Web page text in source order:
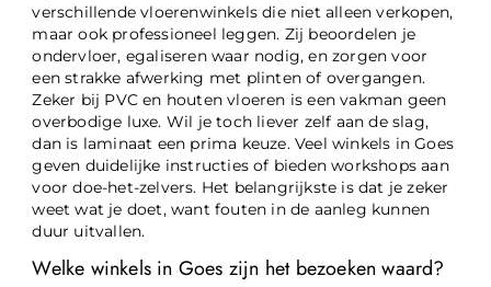
verschillende vloerenwinkels die niet alleen verkopen,
maar ook professioneel leggen. Zij beoordelen je
ondervloer, egaliseren waar nodig, en zorgen voor
een strakke afwerking met plinten of overgangen.
Zeker bij PVC en houten vloeren is een vakman geen
overbodige luxe. Wil je toch liever zelf aan de slag,
dan is laminaat een prima keuze. Veel winkels in Goes
geven duidelijke instructies of bieden workshops aan
voor doe-het-zelvers. Het belangrijkste is dat je zeker
weet wat je doet, want fouten in de aanleg kunnen
duur uitvallen.
Welke winkels in Goes zijn het bezoeken waard?